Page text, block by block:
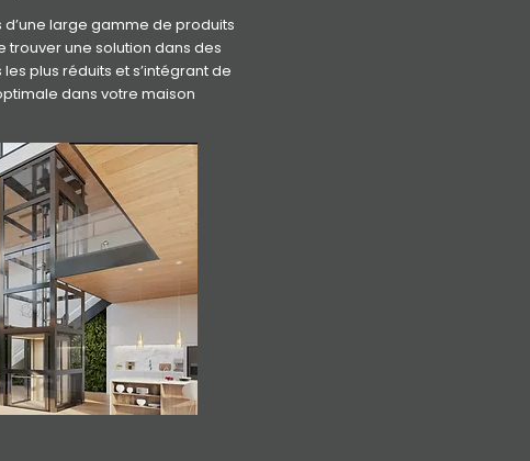
d’une large gamme de produits
trouver une solution dans des
plus réduits et s’intégrant de
dans votre maison